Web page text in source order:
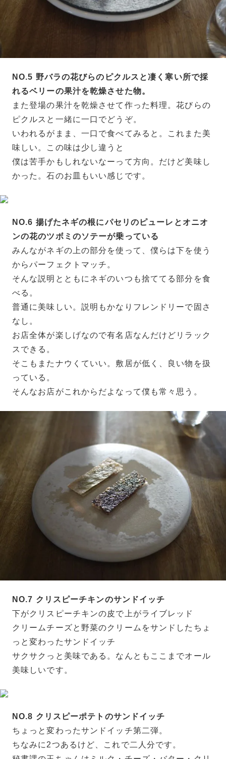
NO.5 野バラの花びらのピクルスと凄く寒い所で採
れるベリーの果汁を乾燥させた物。
また登場の果汁を乾燥させて作った料理。花びらの
ピクルスと一緒に一口でどうぞ。
いわれるがまま、一口で食べてみると。これまた美
味しい。この味は少し違うと
僕は苦手かもしれないなーって方向。だけど美味し
かった。石のお皿もいい感じです。
NO.6 揚げたネギの根にパセリのピューレとオニオ
ンの花のツボミのソテーが乗っている
みんながネギの上の部分を使って、僕らは下を使う
からパーフェクトマッチ。
そんな説明とともにネギのいつも捨ててる部分を食
べる。
普通に美味しい。説明もかなりフレンドリーで固さ
なし。
お店全体が楽しげなので有名店なんだけどリラック
スできる。
そこもまたナウくていい。敷居が低く、良い物を扱
っている。
そんなお店がこれからだよなって僕も常々思う。
NO.7 クリスピーチキンのサンドイッチ
下がクリスピーチキンの皮で上がライブレッド
クリームチーズと野菜のクリームをサンドしたちょ
っと変わったサンドイッチ
サクサクっと美味である。なんともここまでオール
美味しいです。
NO.8 クリスピーポテトのサンドイッチ
ちょっと変わったサンドイッチ第二弾。
ちなみに2つあるけど、これで二人分です。